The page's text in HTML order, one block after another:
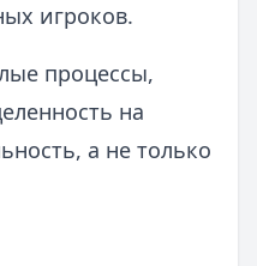
игроков.
процессы,
на
а не только